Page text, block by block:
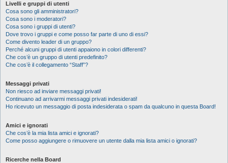
Livelli e gruppi di utenti
Cosa sono gli amministratori?
Cosa sono i moderatori?
Cosa sono i gruppi di utenti?
Dove trovo i gruppi e come posso far parte di uno di essi?
Come divento leader di un gruppo?
Perché alcuni gruppi di utenti appaiono in colori differenti?
Che cos’è un gruppo di utenti predefinito?
Che cos’è il collegamento “Staff”?
Messaggi privati
Non riesco ad inviare messaggi privati!
Continuano ad arrivarmi messaggi privati indesiderati!
Ho ricevuto un messaggio di posta indesiderata o spam da qualcuno in questa Board!
Amici e ignorati
Che cos’è la mia lista amici e ignorati?
Come posso aggiungere o rimuovere un utente dalla mia lista amici o ignorati?
Ricerche nella Board